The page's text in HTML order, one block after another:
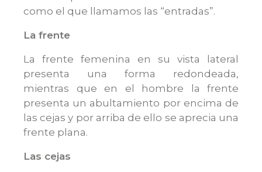
como el que llamamos las “entradas”.
La frente
La frente femenina en su vista lateral
presenta una forma redondeada,
mientras que en el hombre la frente
presenta un abultamiento por encima de
las cejas y por arriba de ello se aprecia una
frente plana.
Las cejas